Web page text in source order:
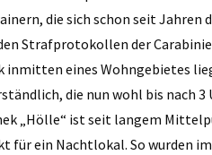
die sich schon seit
Strafprotokollen der
inmitten eines Wohngebietes
die nun wohl bis nach
„Hölle“ ist seit langem
für ein Nachtlokal. So wurden